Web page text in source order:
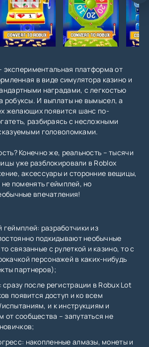
экспериментальная платформа от
в виде симулятора казино и
наградами, с легкостью
робуксы. И выплаты не вымысел, а
желающих появится шанс по-
разбираясь с несложными
головоломками.
Конечно же, реальность – тысячи
уже разблокировали в Roblox
аксессуары и сторонние вещицы,
поменять геймплей, но
впечатления!
геймплей: разработчики из
подкидывают необычные
связанные с рулеткой и казино, то с
персонажей в каких-нибудь
партнеров);
сразу после регистрации в Robux Lot
появится доступ и ко всем
и к инструкциям и
от сообщества – запутаться не
накопленные алмазы, монеты и